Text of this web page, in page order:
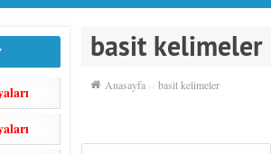
basit kelimeler
Anasayfa ››basit kelimeler